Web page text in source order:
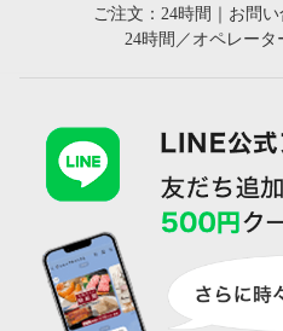
ご注文：24時間｜お問
24時間／オペレータ